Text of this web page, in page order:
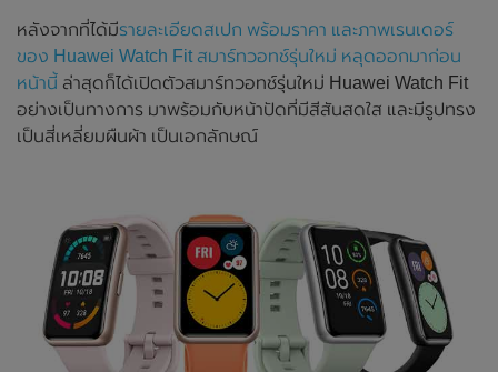
หลังจากที่ได้มีรายละเอียดสเปก พร้อมราคา และภาพเรนเดอร์
ของ Huawei Watch Fit สมาร์ทวอทช์รุ่นใหม่ หลุดออกมาก่อน
หน้านี้ ล่าสุดก็ได้เปิดตัวสมาร์ทวอทช์รุ่นใหม่ Huawei Watch Fit
อย่างเป็นทางการ มาพร้อมกับหน้าปัดที่มีสีสันสดใส และมีรูปทรง
เป็นสี่เหลี่ยมผืนผ้า เป็นเอกลักษณ์